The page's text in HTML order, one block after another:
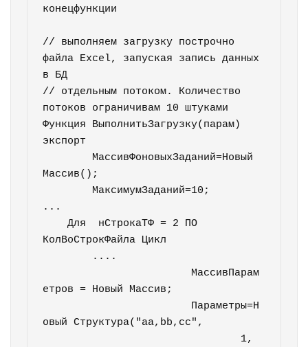
конецфункции
// выполняем загрузку построчно
файла Excel, запуская запись данных
в БД
// отдельным потоком. Количество
потоков ограничивам 10 штуками
Функция ВыполнитьЗагрузку(парам)
экспорт
Массив();
...
    Для	 нСтрокаТФ = 2 ПО
КолВоСтрокФайла Цикл
етров = Новый Массив;
овый Структура("aa,bb,cc",